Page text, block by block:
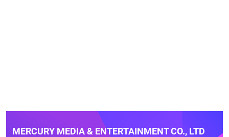
MERCURY MEDIA & ENTERTAINMENT CO., LTD